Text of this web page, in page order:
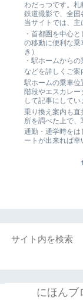
わだっつです。
鉄道撮影で、全国
当サイトでは、主
・首都圏を中心
の移動に便利な
き）
・駅ホームから
などを詳しくご案
駅ホームの乗車
階段やエスカレ
して記事にしてい
乗り換え案内も
所を調べた上で、
通勤・通学時をは
ートが出来れば幸
にほんブ